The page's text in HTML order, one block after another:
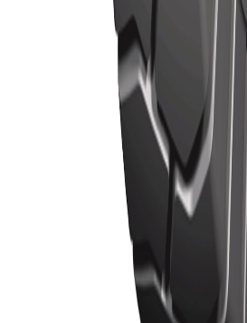
Início
Pneus
Pneus TBR
Notícias
Localização